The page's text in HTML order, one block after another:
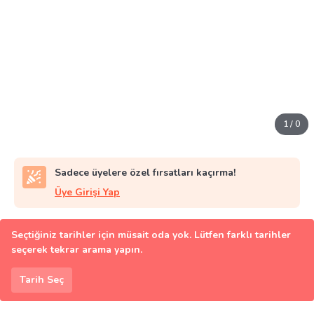
1/0
Sadece üyelere özel fırsatları kaçırma!
Üye Girişi Yap
Seçtiğiniz tarihler için müsait oda yok. Lütfen farklı tarihler
seçerek tekrar arama yapın.
Tarih Seç